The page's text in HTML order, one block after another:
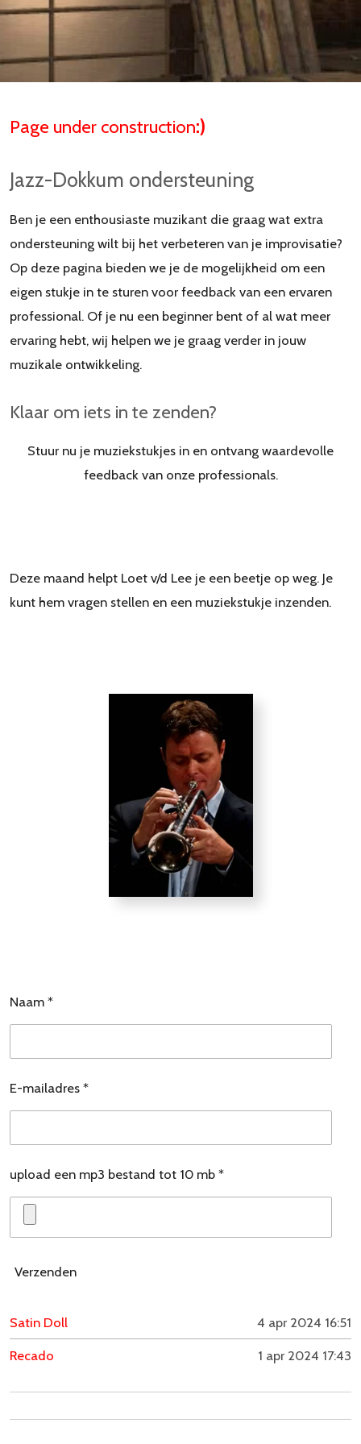
Page under construction:)
Jazz-Dokkum ondersteuning
Ben je een enthousiaste muzikant die graag wat extra
ondersteuning wilt bij het verbeteren van je improvisatie?
Op deze pagina bieden we je de mogelijkheid om een
eigen stukje in te sturen voor feedback van een ervaren
professional. Of je nu een beginner bent of al wat meer
ervaring hebt, wij helpen we je graag verder in jouw
muzikale ontwikkeling.
Klaar om iets in te zenden?
Stuur nu je muziekstukjes in en ontvang waardevolle
feedback van onze professionals.
Deze maand helpt Loet v/d Lee je een beetje op weg. Je
kunt hem vragen stellen en een muziekstukje inzenden.
Naam *
E-mailadres *
upload een mp3 bestand tot 10 mb *
Verzenden
Satin Doll 4 apr 2024 16:51
Recado 1 apr 2024 17:43